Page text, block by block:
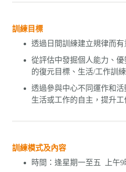
訓練目標
透過日間訓練建立規律而有
從評估中發掘個人能力、
的復元目標、生活/工作訓練
透過參與中心不同運作和
生活或工作的自主，提升工
訓練模式及內容
時間：逢星期一至五 上午9